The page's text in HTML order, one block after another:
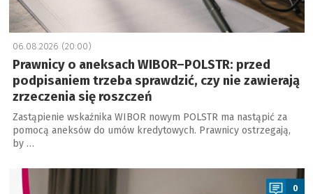
06.08.2026 (20:00)
Prawnicy o aneksach WIBOR–POLSTR: przed
podpisaniem trzeba sprawdzić, czy nie zawierają
zrzeczenia się roszczeń
Zastąpienie wskaźnika WIBOR nowym POLSTR ma nastąpić za
pomocą aneksów do umów kredytowych. Prawnicy ostrzegają,
by …
0